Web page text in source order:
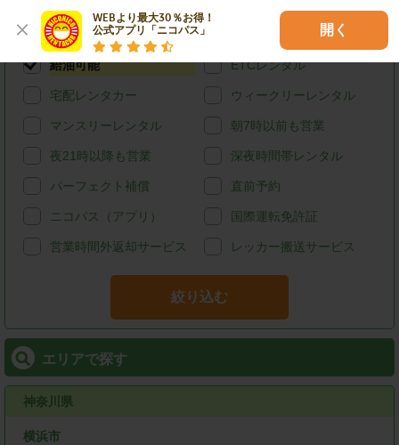
WEBより最大30％お得！
公式アプリ「ニコパス」
開く
カード決済
給油可能 ETCレンタル
宅配レンタカー ウィークリーレンタル
マンスリーレンタル 朝7時以前も営業
夜21時以降も営業 深夜時間帯レンタル
パーフェクト補償 直前予約
ニコパス（アプリ） 国際運転免許証
営業時間外返却サービス レッカー搬送サービス
絞り込む
エリアで探す
神奈川県
横浜市